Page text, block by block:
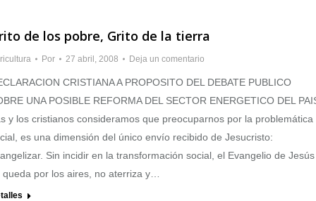
de los pobre, Grito de la tierra
Por 27 abril, 2008 Deja un comentario
CRISTIANA A PROPOSITO DEL DEBATE PUBLICO
UNA POSIBLE REFORMA DEL SECTOR ENERGETICO DEL
y los cristianos consideramos que preocuparnos por la problemática
es una dimensión del único envío recibido de Jesucristo:
Sin incidir en la transformación social, el Evangelio de Jesús
queda por los aires, no aterriza y…